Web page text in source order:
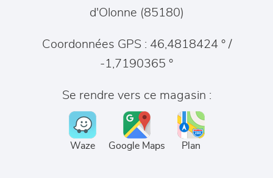
d'Olonne (85180)
Coordonnées GPS : 46,4818424 ° /
-1,7190365 °
Se rendre vers ce magasin :
Waze Google Maps Plan